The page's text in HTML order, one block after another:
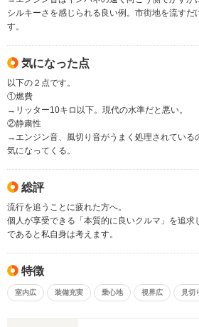
シルキーさを感じられる良い例。市街地を流すだ
す。
気になった点
以下の２点です。
①燃費
→リッター10キロ以下。現代の水準だと悪い。
②静粛性
→エンジン音、風切り音がうまく処理されている
気になってくる。
総評
流行を追うことに疲れた方へ。
個人が享受できる「本質的に良いクルマ」を追求
であると私自身は考えます。
特徴
室内広 装備充実 乗心地 視界広 見切